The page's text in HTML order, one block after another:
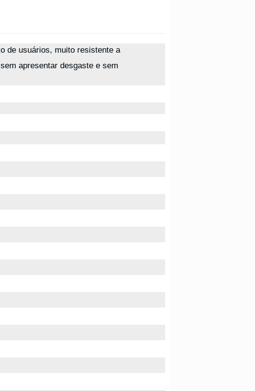
de usuários, muito resistente a
apresentar desgaste e sem